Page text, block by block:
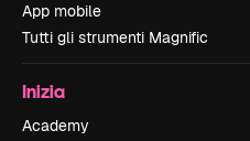
App mobile
Tutti gli strumenti Magnific
Inizia
Academy